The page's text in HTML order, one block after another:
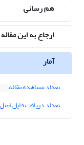
هم رسانی
ارجاع به این مقاله
آمار
تعداد مشاهده مقاله
تعداد دریافت فایل